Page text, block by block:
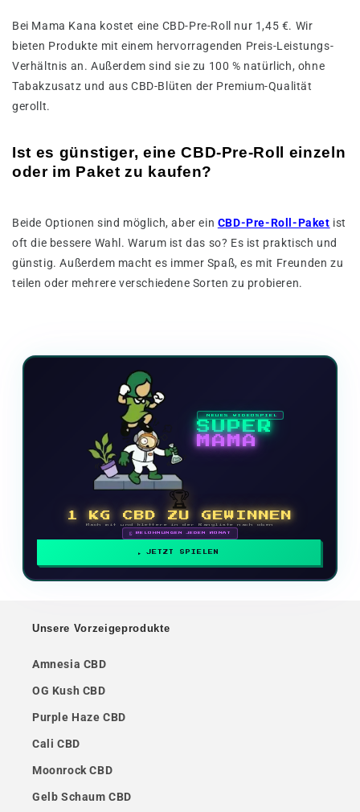
Bei Mama Kana kostet eine CBD-Pre-Roll nur 1,45 €. Wir
bieten Produkte mit einem hervorragenden Preis-Leistungs-
Verhältnis an. Außerdem sind sie zu 100 % natürlich, ohne
Tabakzusatz und aus CBD-Blüten der Premium-Qualität
gerollt.
Ist es günstiger, eine CBD-Pre-Roll einzeln
oder im Paket zu kaufen?
Beide Optionen sind möglich, aber ein CBD-Pre-Roll-Paket ist
oft die bessere Wahl. Warum ist das so? Es ist praktisch und
günstig. Außerdem macht es immer Spaß, es mit Freunden zu
teilen oder mehrere verschiedene Sorten zu probieren.
NEUES VIDEOSPIEL
SUPER
MAMA
🏆
1 KG CBD ZU GEWINNEN
Mach mit und klettere in der Rangliste nach oben
🗓 BELOHNUNGEN JEDEN MONAT
JETZT SPIELEN
Unsere Vorzeigeprodukte
Amnesia CBD
OG Kush CBD
Purple Haze CBD
Cali CBD
Moonrock CBD
Gelb Schaum CBD